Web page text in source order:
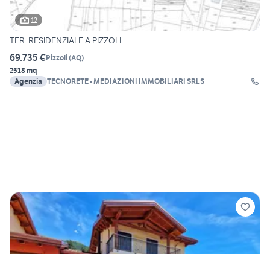
12
TER. RESIDENZIALE A PIZZOLI
69.735 €Pizzoli(AQ)
2518 mq
Agenzia TECNORETE - MEDIAZIONI IMMOBILIARI SRLS